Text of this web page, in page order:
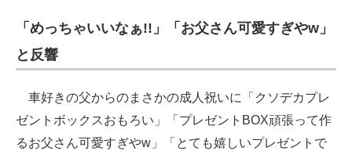
「めっちゃいいなぁ!!」「お父さん可愛すぎやw」
と反響
車好きの父からのまさかの成人祝いに「クソデカプレ
ゼントボックスおもろい」「プレゼントBOX頑張って作
るお父さん可愛すぎやw」「とても嬉しいプレゼントで